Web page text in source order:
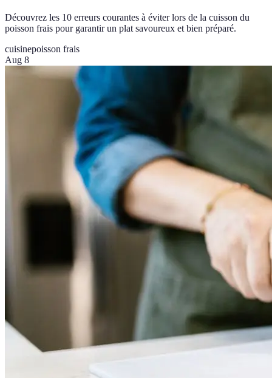
Découvrez les 10 erreurs courantes à éviter lors de la cuisson du
poisson frais pour garantir un plat savoureux et bien préparé.
cuisinepoisson frais
Aug 8